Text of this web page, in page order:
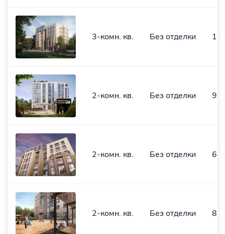
3-комн. кв. Без отделки
2-комн. кв. Без отделки
2-комн. кв. Без отделки
2-комн. кв. Без отделки